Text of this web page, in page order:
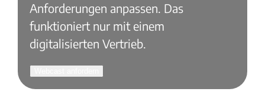
Anforderungen anpassen. Das
funktioniert nur mit einem
digitalisierten Vertrieb.